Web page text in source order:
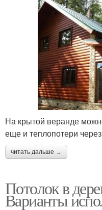
На крытой веранде
еще и теплопотери
читать дальше →
Потолок в
Варианты